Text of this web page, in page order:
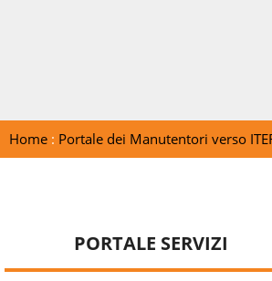
Home: Portale dei Manutentori verso
PORTALE SERVIZI